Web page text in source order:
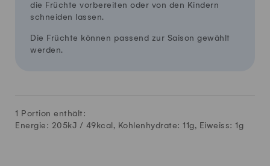
die Früchte vorbereiten oder von den Kindern
schneiden lassen.
Die Früchte können passend zur Saison gewählt
werden.
1 Portion enthält:
Energie: 205kJ / 49 kcal, Kohlenhydrate: 11g, Eiweiss: 1 g